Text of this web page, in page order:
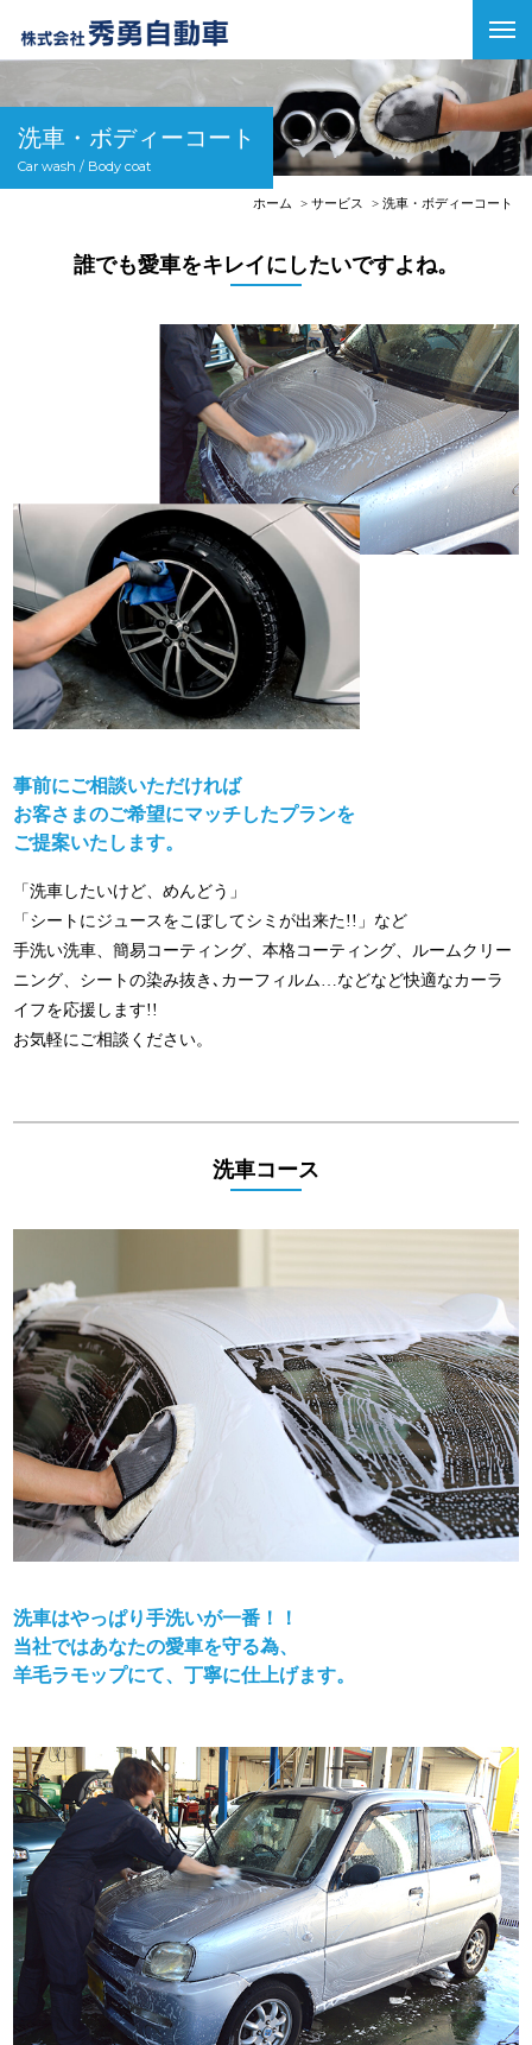
洗車・ボディーコート
Car wash / Body coat
ホーム サービス 洗車・ボディーコート
誰でも愛車をキレイにしたいですよね。
事前にご相談いただければ
お客さまのご希望にマッチしたプランを
ご提案いたします。
「洗車したいけど、めんどう」
「シートにジュースをこぼしてシミが出来た!!」など
手洗い洗車、簡易コーティング、本格コーティング、ルームクリー
ニング、シートの染み抜き､カーフィルム…などなど快適なカーラ
イフを応援します!!
お気軽にご相談ください。
洗車コース
洗車はやっぱり手洗いが一番！！
当社ではあなたの愛車を守る為、
羊毛ラモップにて、丁寧に仕上げます。